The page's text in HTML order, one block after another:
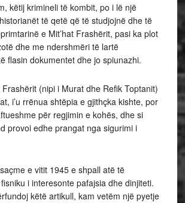
këtij krimineli të kombit, po i lë një
të qetë që të studjojnë dhe të
e Mit’hat Frashërit, pasi ka plot
dhe me ndershmëri të lartë
flasin dokumentet dhe jo spiunazhi.
(nipi i Murat dhe Refik Toptanit)
i’u rrënua shtëpia e gjithçka kishte, por
për regjimin e kohës, dhe si
provoi edhe prangat nga sigurimi i
e vitit 1945 e shpall atë të
i interesonte pafajsia dhe dinjiteti.
këtë artikull, kam vetëm një pyetje